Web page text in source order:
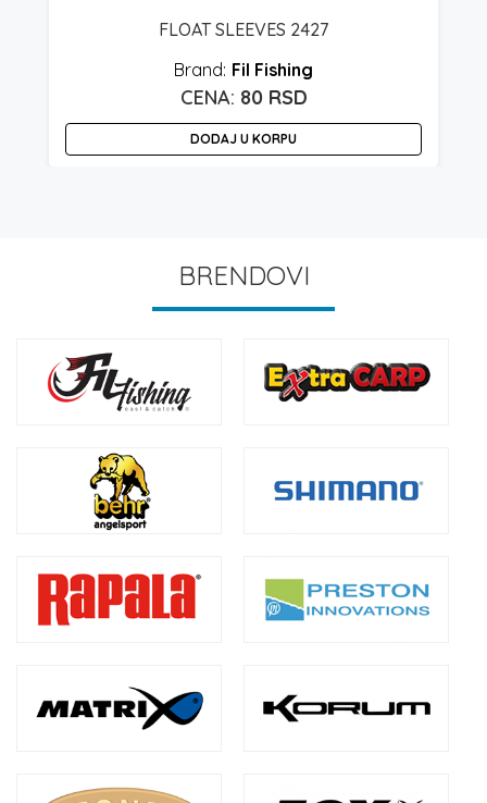
FLOAT SLEEVES 2427
Fil Fishing
80 RSD
DODAJ U KORPU
BRENDOVI